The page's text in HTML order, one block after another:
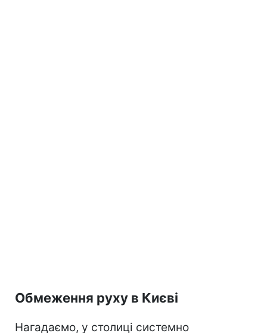
Обмеження руху в Києві
Нагадаємо, у столиці системно